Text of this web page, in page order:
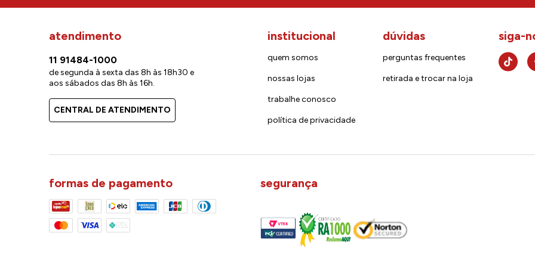
atendimento
11 91484-1000
de segunda à sexta das 8h às 18h30 e
aos sábados das 8h às 16h.
CENTRAL DE ATENDIMENTO
institucional
quem somos
nossas lojas
trabalhe conosco
política de privacidade
dúvidas
perguntas frequentes
retirada e trocar na loja
siga-
formas de pagamento segurança